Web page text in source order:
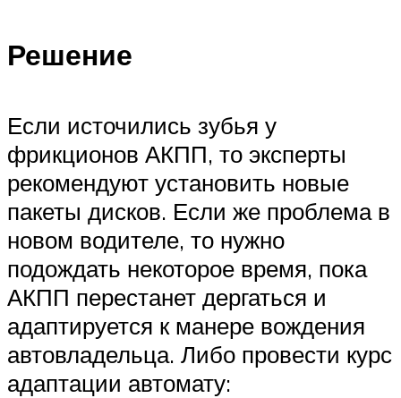
Решение
Если источились зубья у
фрикционов АКПП, то эксперты
рекомендуют установить новые
пакеты дисков. Если же проблема в
новом водителе, то нужно
подождать некоторое время, пока
АКПП перестанет дергаться и
адаптируется к манере вождения
автовладельца. Либо провести курс
адаптации автомату: